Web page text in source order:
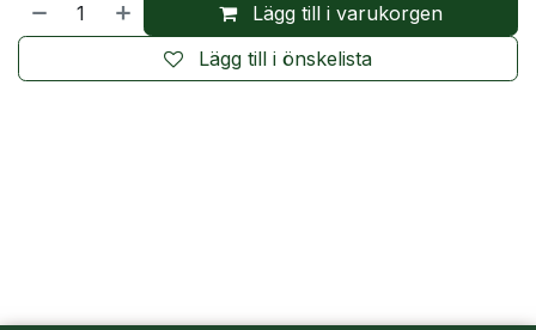
Lägg till i varukorgen
Lägg till i önskelista